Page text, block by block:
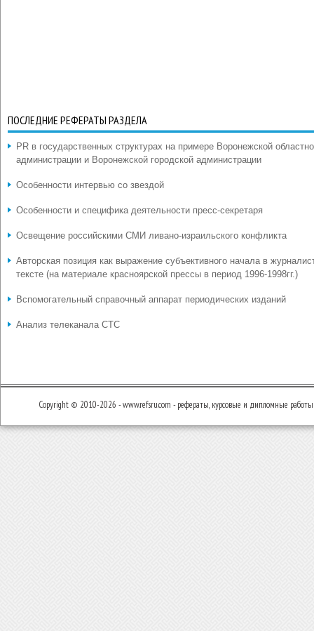
ПОСЛЕДНИЕ РЕФЕРАТЫ РАЗДЕЛА
PR в государственных структурах на примере Воронежской
администрации и Воронежской городской администрации
Особенности интервью со звездой
Особенности и специфика деятельности пресс-секретаря
Освещение российскими СМИ ливано-израильского конфликта
Авторская позиция как выражение субъективного начала в
тексте (на материале красноярской прессы в период 1996-1998гг.)
Вспомогательный справочный аппарат периодических изданий
Анализ телеканала СТС
Copyright © 2010-2026 - www.refsru.com - рефераты, курсовые и дипломные работы